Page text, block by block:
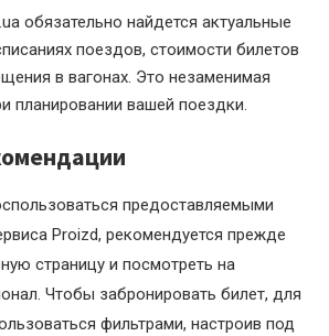
обязательно найдется актуальные
поездов, стоимости билетов
в вагонах. Это незаменимая
планировании вашей поездки.
предоставляемыми
Proizd, рекомендуется прежде
страницу и посмотреть на
Чтобы забронировать билет, для
фильтрами, настроив под